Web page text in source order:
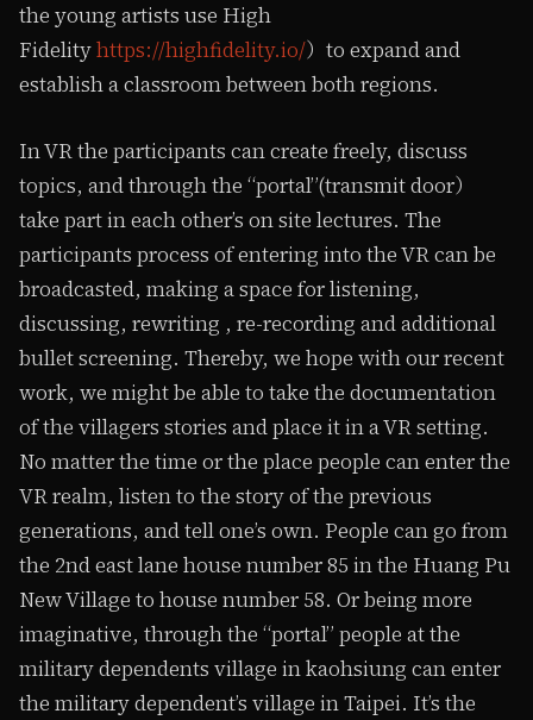
the young artists use High
Fidelityhttps://highfidelity.io/）to expand and
establish a classroom between both regions.
In VR the participants can create freely, discuss
topics, and through the “portal”(transmit door）
take part in each other’s on site lectures. The
participants process of entering into the VR can be
broadcasted, making a space for listening,
discussing, rewriting , re-recording and additional
bullet screening. Thereby, we hope with our recent
work, we might be able to take the documentation
of the villagers stories and place it in a VR setting.
No matter the time or the place people can enter the
VR realm, listen to the story of the previous
generations, and tell one’s own. People can go from
the 2nd east lane house number 85 in the Huang Pu
New Village to house number 58. Or being more
imaginative, through the “portal” people at the
military dependents village in kaohsiung can enter
the military dependent’s village in Taipei. It’s the